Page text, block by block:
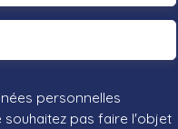
personnelles
souhaitez pas faire l'objet